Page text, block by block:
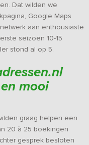
Dat wilden we
Google Maps
aan enthousiaste
seizoen 10-15
stond al op 5.
mooi
graag helpen een
20 à 25 boekingen
gesprek besloten